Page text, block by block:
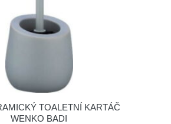
TOALETNÍ KARTÁČ
WENKO BADI